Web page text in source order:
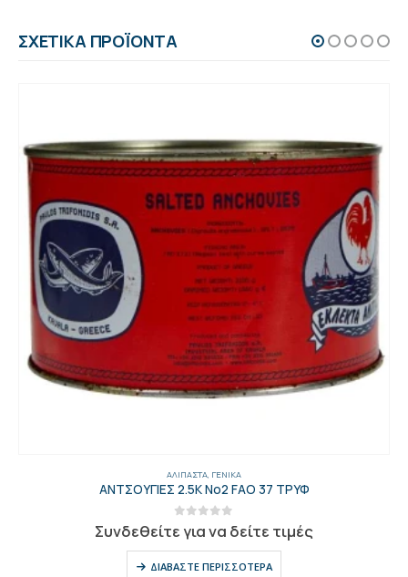
ΣΧΕΤΙΚΆ ΠΡΟΪΌΝΤΑ
ΑΛΊΠΑΣΤΑ, ΓΕΝΙΚΑ
ΑΝΤΣΟΥΓΙΕΣ 2.5Κ Νο2 FAO 37 ΤΡΥΦ
out of 5
Συνδεθείτε για να δείτε τιμές
ΔΙΑΒΆΣΤΕ ΠΕΡΙΣΣΌΤΕΡΑ